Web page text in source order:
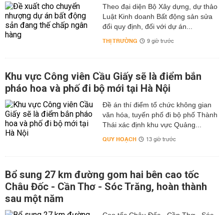
Theo đại diện Bộ Xây dựng, dự thảo
Luật Kinh doanh Bất động sản sửa
đổi quy định, đối với dự án...
THỊ TRƯỜNG 9 giờ trước
Khu vực Công viên Cầu Giấy sẽ là điểm bắn
pháo hoa và phố đi bộ mới tại Hà Nội
Đề án thí điểm tổ chức không gian
văn hóa, tuyến phố đi bộ phố Thành
Thái xác định khu vực Quảng...
QUY HOẠCH 13 giờ trước
Bổ sung 27 km đường gom hai bên cao tốc
Châu Đốc - Cần Thơ - Sóc Trăng, hoàn thành
sau một năm